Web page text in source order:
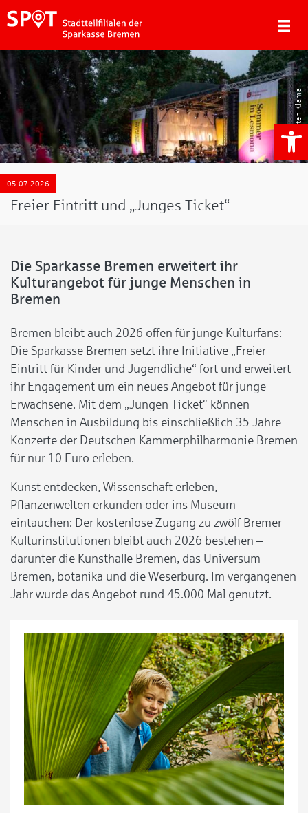
Karsten Klama
05.07.2026
Freier Eintritt und „Junges Ticket“
Die Sparkasse Bremen erweitert ihr
Kulturangebot für junge Menschen in
Bremen
Bremen bleibt auch 2026 offen für junge Kulturfans:
Die Sparkasse Bremen setzt ihre Initiative „Freier
Eintritt für Kinder und Jugendliche“ fort und erweitert
ihr Engagement um ein neues Angebot für junge
Erwachsene. Mit dem „Jungen Ticket“ können
Menschen in Ausbildung bis einschließlich 35 Jahre
Konzerte der Deutschen Kammerphilharmonie Bremen
für nur 10 Euro erleben.
Kunst entdecken, Wissenschaft erleben,
Pflanzenwelten erkunden oder ins Museum
eintauchen: Der kostenlose Zugang zu zwölf Bremer
Kulturinstitutionen bleibt auch 2026 bestehen –
darunter die Kunsthalle Bremen, das Universum
Bremen, botanika und die Weserburg. Im vergangenen
Jahr wurde das Angebot rund 45.000 Mal genutzt.